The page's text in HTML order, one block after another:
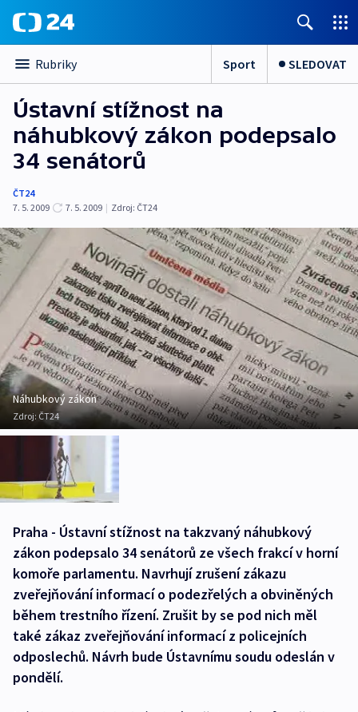
Rubriky Sport SLEDOVAT
Ústavní stížnost na
náhubkový zákon podepsalo
34 senátorů
ČT24
7. 5. 2009
7. 5. 2009 | Zdroj: ČT24
Náhubkový zákon
Zdroj: ČT24
Praha - Ústavní stížnost na takzvaný náhubkový
zákon podepsalo 34 senátorů ze všech frakcí v horní
komoře parlamentu. Navrhují zrušení zákazu
zveřejňování informací o podezřelých a obviněných
během trestního řízení. Zrušit by se pod nich měl
také zákaz zveřejňování informací z policejních
odposlechů. Návrh bude Ústavnímu soudu odeslán v
pondělí.